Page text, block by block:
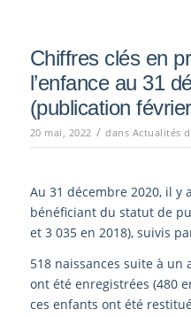
Chiffres clés en
l’enfance au 31
(publication
20 mai, 2022 / dans Actualités
Au 31 décembre 2020, il y
bénéficiant du statut de
et 3 035 en 2018), suivis
518 naissances suite à un
ont été enregistrées (480
ces enfants ont été